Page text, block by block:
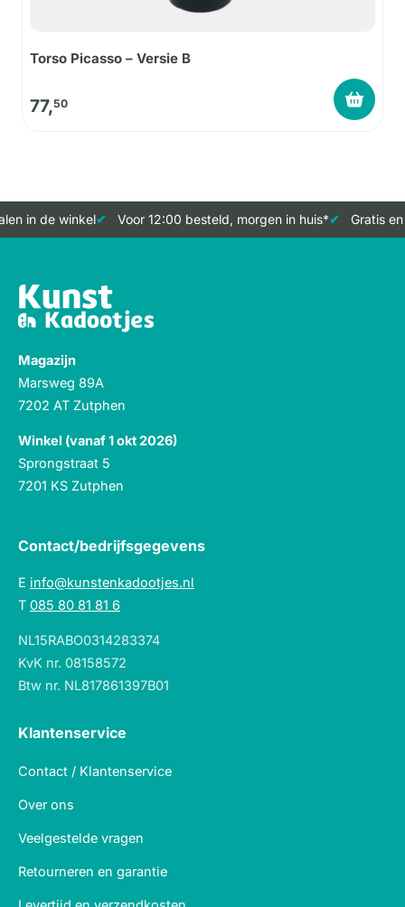
Torso Picasso – Versie B
77,50
in de winkel Voor 12:00 besteld, morgen in huis* Gratis
Magazijn
Marsweg 89A
7202 AT Zutphen
Winkel (vanaf 1 okt 2026)
Sprongstraat 5
7201 KS Zutphen
Contact/bedrijfsgegevens
E info@kunstenkadootjes.nl
T 085 80 81 81 6
NL15RABO0314283374
KvK nr. 08158572
Btw nr. NL817861397B01
Klantenservice
Contact / Klantenservice
Over ons
Veelgestelde vragen
Retourneren en garantie